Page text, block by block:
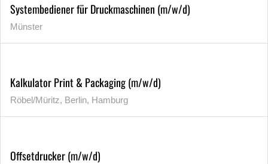
Systembediener für Druckmaschinen (m/w/d)
Münster
Kalkulator Print & Packaging (m/w/d)
Röbel/Müritz, Berlin, Hamburg
Offsetdrucker (m/w/d)